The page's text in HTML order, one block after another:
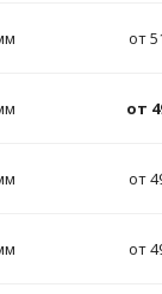
от
от
от
от